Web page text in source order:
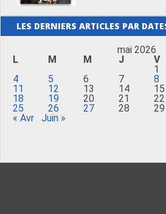
LES DERNIERS ARTICLES PAR
mai 2026
L
M M J V
1
4
5 6 7 8
11
12 13 14 15
18
19 20 21 22
25
26 27 28 29
« Avr
Juin »